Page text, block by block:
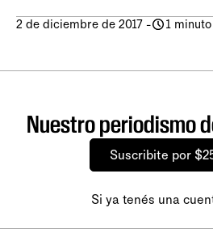
2 de diciembre de 2017 - 1
Nuestro periodismo
Suscribite por
Si ya tenés una